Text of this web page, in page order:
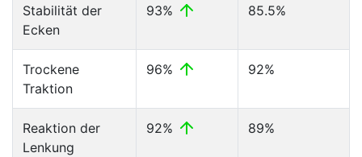
Stabilität der
Ecken
93% 85.5%
Trockene
Traktion
96% 92%
Reaktion der
Lenkung
92% 89%